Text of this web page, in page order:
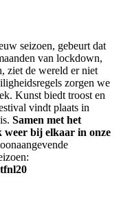
seizoen, gebeurt dat
van lockdown,
ziet de wereld er niet
zorgen we
Kunst biedt troost en
vindt plaats in
Samen met het
weer bij elkaar in onze